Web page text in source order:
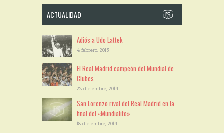
ACTUALIDAD
Adiós a Udo Lattek
4 febrero, 2015
El Real Madrid campeón del Mundial de
Clubes
22 diciembre, 2014
San Lorenzo rival del Real Madrid en la
final del «Mundialito»
18 diciembre, 2014